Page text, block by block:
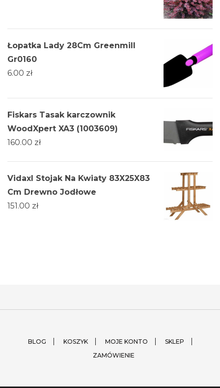
Łopatka Lady 28Cm Greenmill
Gr0160
6.00 zł
Fiskars Tasak karczownik
WoodXpert XA3 (1003609)
160.00 zł
Vidaxl Stojak Na Kwiaty 83X25X83
Cm Drewno Jodłowe
151.00 zł
BLOG KOSZYK MOJE KONTO
SKLEP
ZAMÓWIENIE